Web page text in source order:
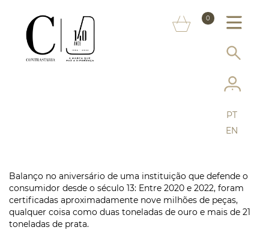
0
INFORMAÇÃO AO CONSUMIDOR
SERVIÇOS
MAIS CONTRASTARIA
LOJA ONLINE
PT
EN
Balanço no aniversário de uma instituição que defende o
consumidor desde o século 13: Entre 2020 e 2022, foram
certificadas aproximadamente nove milhões de peças,
qualquer coisa como duas toneladas de ouro e mais de 21
toneladas de prata.